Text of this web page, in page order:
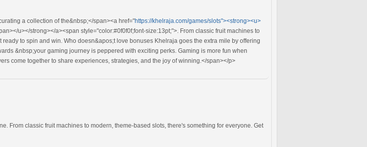
a collection of the&nbsp;</span><a href="https://khelraja.com/games/slots"><strong><u>
u></strong></a><span style="color:#0f0f0f;font-size:13pt;">. From classic fruit machines to
to spin and win. Who doesn&apos;t love bonuses Khelraja goes the extra mile by offering
&nbsp;your gaming journey is peppered with exciting perks. Gaming is more fun when
come together to share experiences, strategies, and the joy of winning.</span></p>
From classic fruit machines to modern, theme-based slots, there's something for everyone. Get